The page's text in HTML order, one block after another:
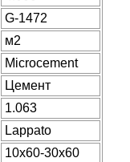
G-1472
м2
Microcement
Цемент
1.063
Lappato
10x60-30x60